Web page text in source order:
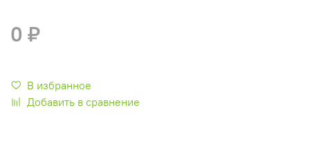
0 ₽
В избранное
Добавить в сравнение